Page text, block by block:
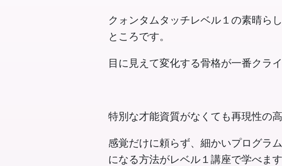
クォンタムタッチレベル１の素晴ら
ところです。
目に見えて変化する骨格が一番クラ
特別な才能資質がなくても再現性の
感覚だけに頼らず、細かいプログラ
になる方法がレベル１講座で学べます